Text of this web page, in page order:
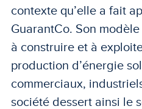
contexte qu’elle a fait
GuarantCo. Son
à construire et à
production d’énergie
commerciaux,
société dessert ainsi le